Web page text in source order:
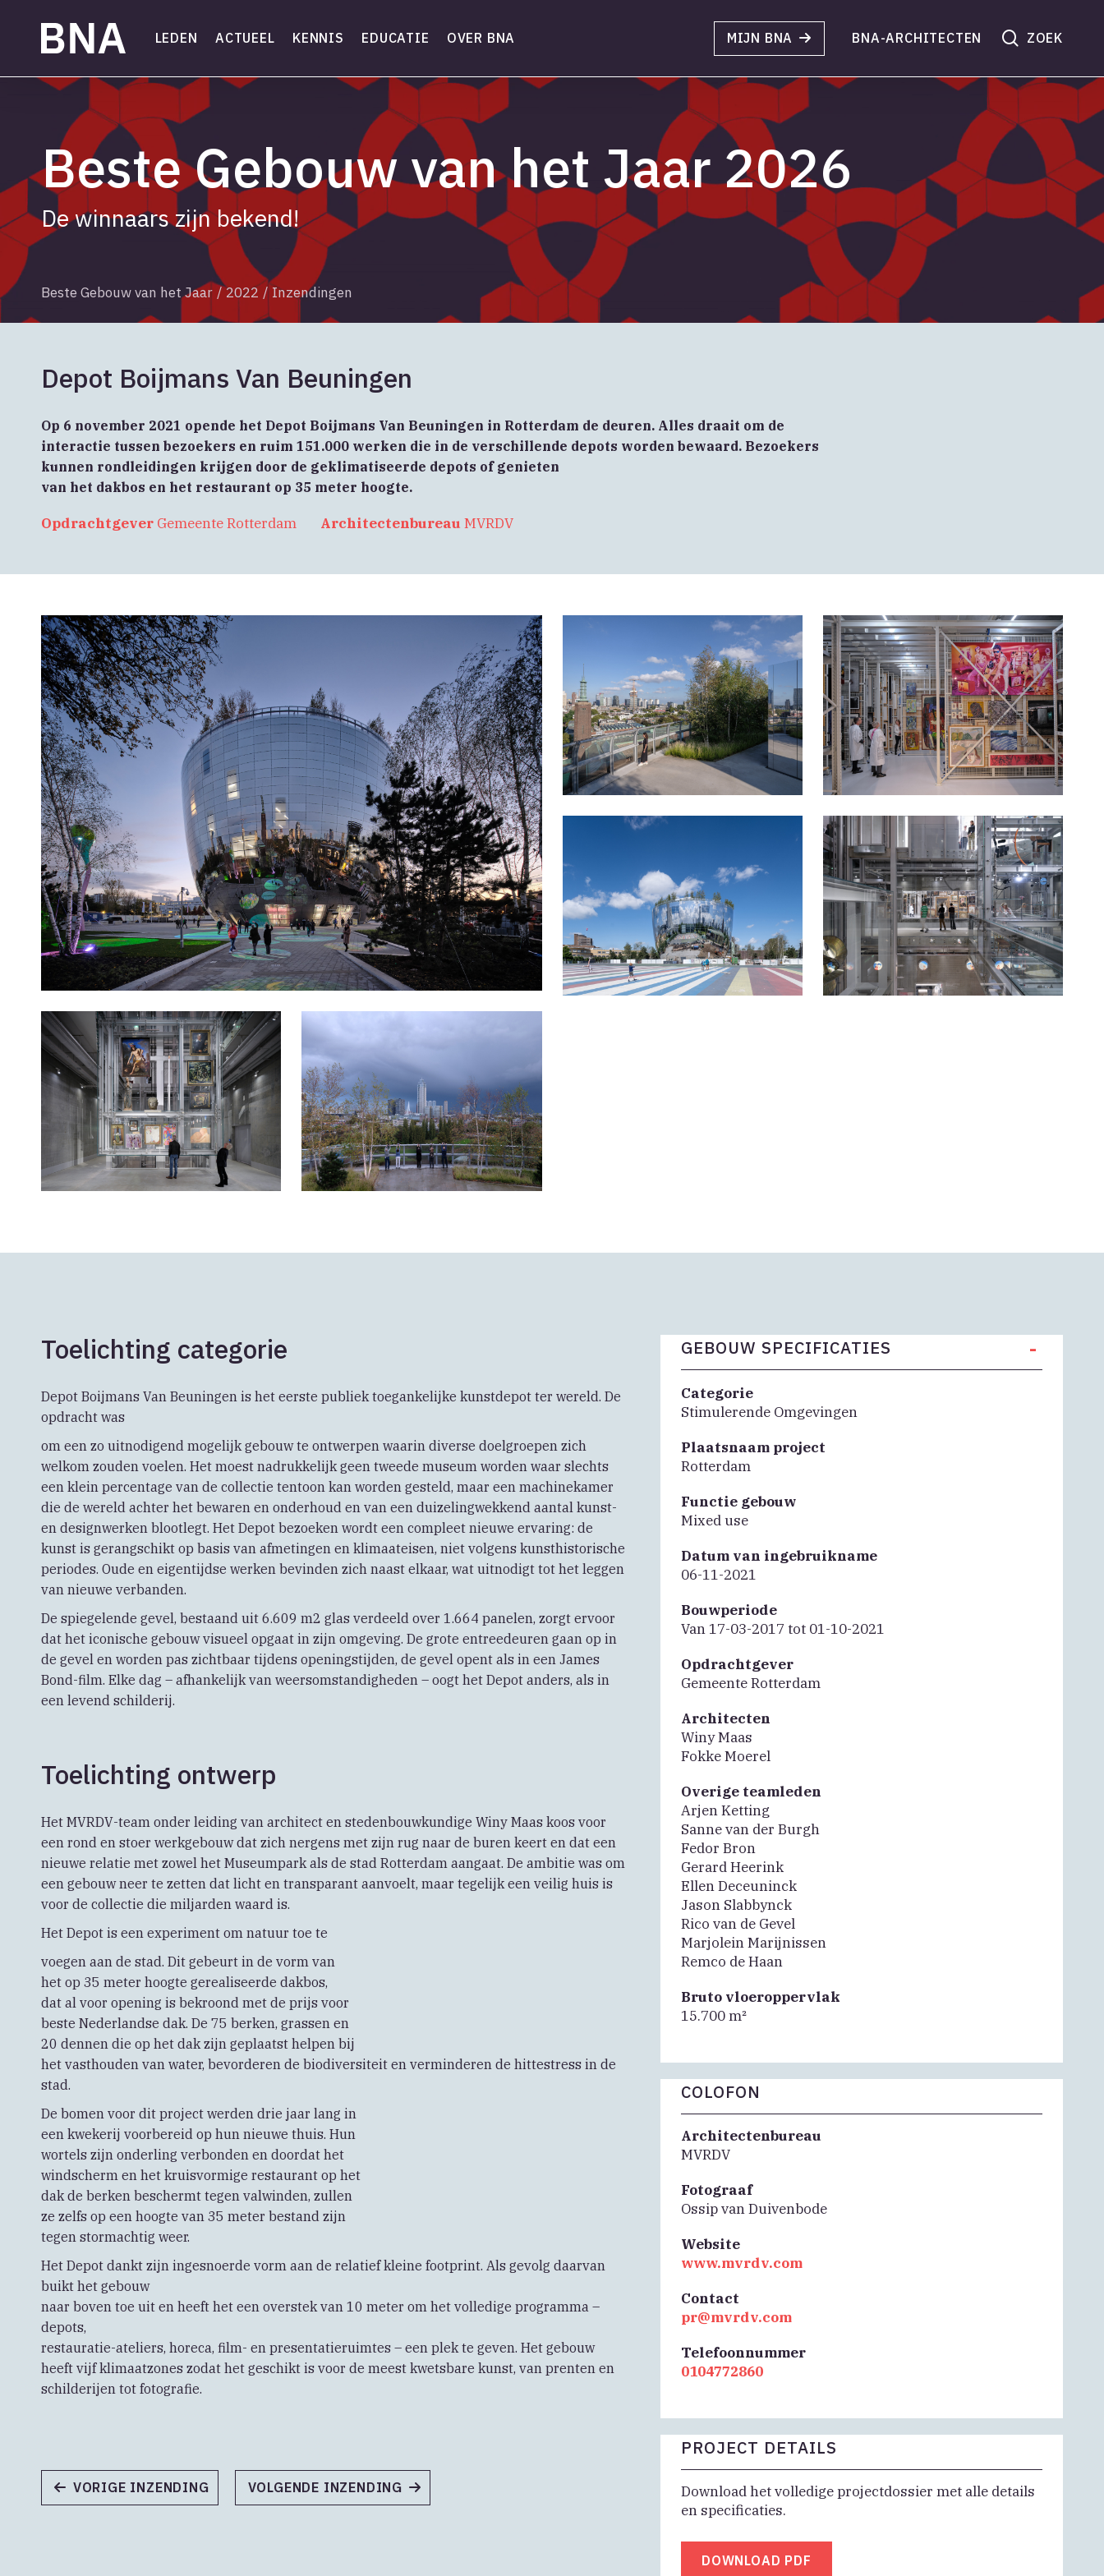
LEDEN ACTUEEL KENNIS EDUCATIE OVER BNA MIJN BNA BNA-ARCHITECTEN search
Beste Gebouw van het Jaar 2026
De winnaars zijn bekend!
Beste Gebouw van het Jaar /2022 / Inzendingen
Depot Boijmans Van Beuningen
Op 6 november 2021 opende het Depot Boijmans Van Beuningen in Rotterdam de deuren. Alles draait om de
interactie tussen bezoekers en ruim 151.000 werken die in de verschillende depots worden bewaard. Bezoekers
kunnen rondleidingen krijgen door de geklimatiseerde depots of genieten
van het dakbos en het restaurant op 35 meter hoogte.
Opdrachtgever Gemeente Rotterdam Architectenbureau MVRDV
Toelichting categorie
Depot Boijmans Van Beuningen is het eerste publiek toegankelijke kunstdepot ter wereld. De
opdracht was
om een zo uitnodigend mogelijk gebouw te ontwerpen waarin diverse doelgroepen zich
welkom zouden voelen. Het moest nadrukkelijk geen tweede museum worden waar slechts
een klein percentage van de collectie tentoon kan worden gesteld, maar een machinekamer
die de wereld achter het bewaren en onderhoud en van een duizelingwekkend aantal kunst-
en designwerken blootlegt. Het Depot bezoeken wordt een compleet nieuwe ervaring: de
kunst is gerangschikt op basis van afmetingen en klimaateisen, niet volgens kunsthistorische
periodes. Oude en eigentijdse werken bevinden zich naast elkaar, wat uitnodigt tot het leggen
van nieuwe verbanden.
De spiegelende gevel, bestaand uit 6.609 m2 glas verdeeld over 1.664 panelen, zorgt ervoor
dat het iconische gebouw visueel opgaat in zijn omgeving. De grote entreedeuren gaan op in
de gevel en worden pas zichtbaar tijdens openingstijden, de gevel opent als in een James
Bond-film. Elke dag – afhankelijk van weersomstandigheden – oogt het Depot anders, als in
een levend schilderij.
Toelichting ontwerp
Het MVRDV-team onder leiding van architect en stedenbouwkundige Winy Maas koos voor
een rond en stoer werkgebouw dat zich nergens met zijn rug naar de buren keert en dat een
nieuwe relatie met zowel het Museumpark als de stad Rotterdam aangaat. De ambitie was om
een gebouw neer te zetten dat licht en transparant aanvoelt, maar tegelijk een veilig huis is
voor de collectie die miljarden waard is.
Het Depot is een experiment om natuur toe te
voegen aan de stad. Dit gebeurt in de vorm van
het op 35 meter hoogte gerealiseerde dakbos,
dat al voor opening is bekroond met de prijs voor
beste Nederlandse dak. De 75 berken, grassen en
20 dennen die op het dak zijn geplaatst helpen bij
het vasthouden van water, bevorderen de biodiversiteit en verminderen de hittestress in de
stad.
De bomen voor dit project werden drie jaar lang in
een kwekerij voorbereid op hun nieuwe thuis. Hun
wortels zijn onderling verbonden en doordat het
windscherm en het kruisvormige restaurant op het
dak de berken beschermt tegen valwinden, zullen
ze zelfs op een hoogte van 35 meter bestand zijn
tegen stormachtig weer.
Het Depot dankt zijn ingesnoerde vorm aan de relatief kleine footprint. Als gevolg daarvan
buikt het gebouw
naar boven toe uit en heeft het een overstek van 10 meter om het volledige programma –
depots,
restauratie-ateliers, horeca, film- en presentatieruimtes – een plek te geven. Het gebouw
heeft vijf klimaatzones zodat het geschikt is voor de meest kwetsbare kunst, van prenten en
schilderijen tot fotografie.
VORIGE INZENDING VOLGENDE INZENDING
GEBOUW SPECIFICATIES -
Categorie
Stimulerende Omgevingen
Plaatsnaam project
Rotterdam
Functie gebouw
Mixed use
Datum van ingebruikname
06-11-2021
Bouwperiode
Van 17-03-2017 tot 01-10-2021
Opdrachtgever
Gemeente Rotterdam
Architecten
Winy Maas
Fokke Moerel
Overige teamleden
Arjen Ketting
Sanne van der Burgh
Fedor Bron
Gerard Heerink
Ellen Deceuninck
Jason Slabbynck
Rico van de Gevel
Marjolein Marijnissen
Remco de Haan
Bruto vloeroppervlak
15.700 m²
COLOFON
Architectenbureau
MVRDV
Fotograaf
Ossip van Duivenbode
Website
www.mvrdv.com
Contact
pr@mvrdv.com
Telefoonnummer
0104772860
PROJECT DETAILS
Download het volledige projectdossier met alle details
en specificaties.
DOWNLOAD PDF